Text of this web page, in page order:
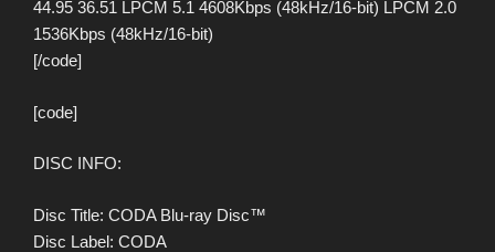
44.95 36.51 LPCM 5.1 4608Kbps (48kHz/16-bit) LPCM 2.0
1536Kbps (48kHz/16-bit)
[/code]
[code]
DISC INFO:
Disc Title: CODA Blu-ray Disc™
Disc Label: CODA